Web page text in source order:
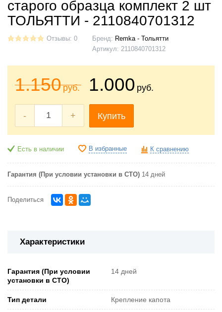
старого образца комплект 2 шт
ТОЛЬЯТТИ - 2110840701312
Отзывы: 0 Бренд: Remka - Тольятти
Артикул: 2110840701312
1.150руб. 1.000 руб.
- + Купить
Есть в наличии В избранные К сравнению
Гарантия (При условии установки в СТО) 14 дней
Поделиться
Характеристики
Гарантия (При условии
установки в СТО)
14 дней
Тип детали Крепление капота